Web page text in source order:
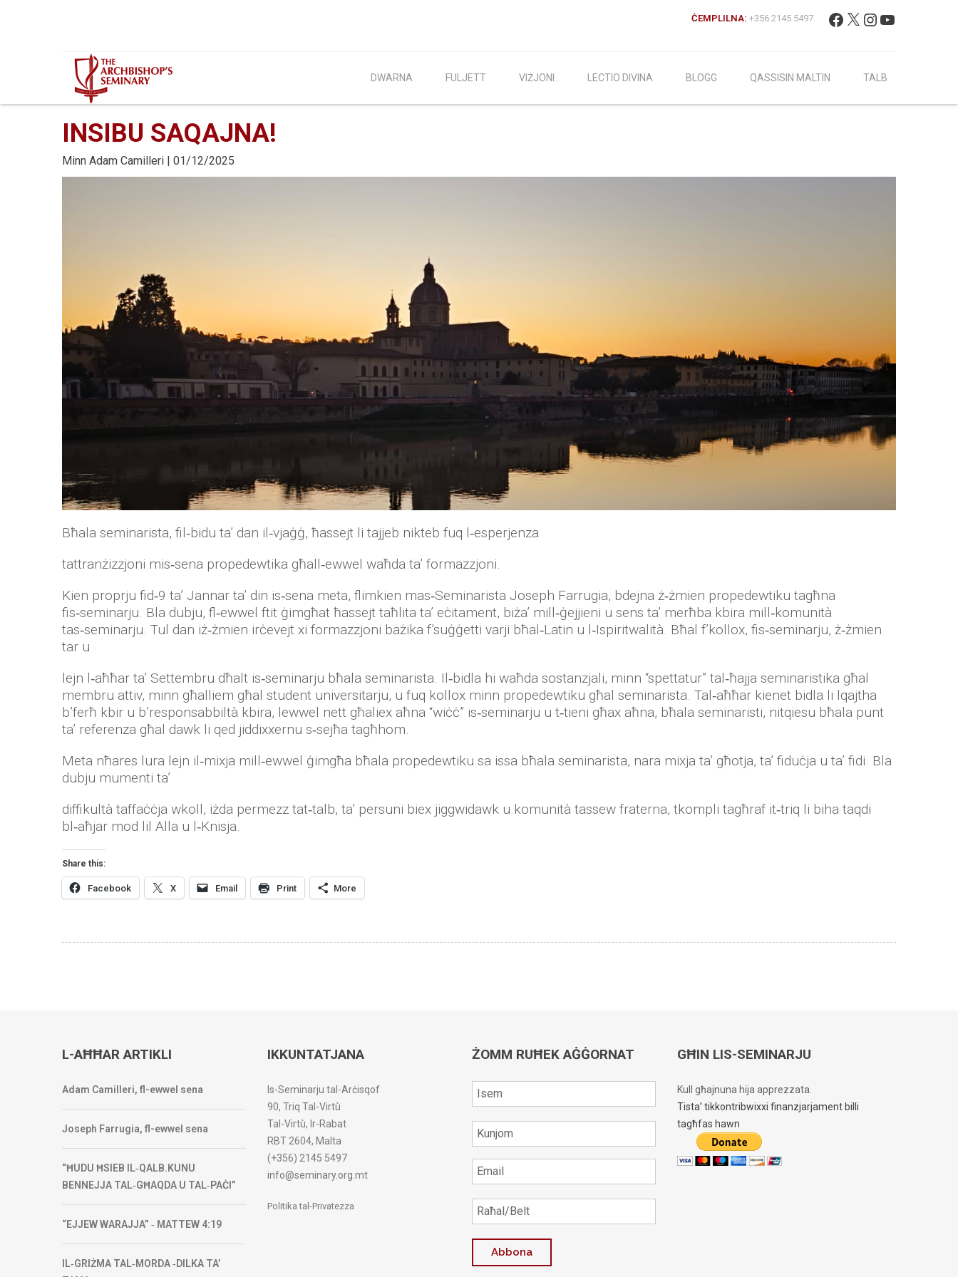
Fittex: Facebook
X Instagram
YouTube
ĊEMPLILNA: +356 2145 5497
DWARNA FULJETT VIŻJONI LECTIO DIVINA BLOGG QASSISIN MALTIN TALB
INSIBU SAQAJNA!
Minn Adam Camilleri | 01/12/2025
Bħala seminarista, fil‑bidu ta’ dan il‑vjaġġ, ħassejt li tajjeb nikteb fuq l‑esperjenza
tattranżizzjoni mis‑sena propedewtika għall‑ewwel waħda ta’ formazzjoni.
Kien proprju fid‑9 ta’ Jannar ta’ din is‑sena meta, flimkien mas‑Seminarista Joseph Farrugia, bdejna ż‑żmien propedewtiku tagħna
fis‑seminarju. Bla dubju, fl‑ewwel ftit ġimgħat ħassejt taħlita ta’ eċitament, biża’ mill‑ġejjieni u sens ta’ merħba kbira mill‑komunità
tas‑seminarju. Tul dan iż‑żmien irċevejt xi formazzjoni bażika f’suġġetti varji bħal‑Latin u l‑Ispiritwalità. Bħal f’kollox, fis‑seminarju, ż‑żmien
tar u
lejn l‑aħħar ta’ Settembru dħalt is‑seminarju bħala seminarista. Il‑bidla hi waħda sostanzjali, minn “spettatur” tal‑ħajja seminaristika għal
membru attiv, minn għalliem għal student universitarju, u fuq kollox minn propedewtiku għal seminarista. Tal‑aħħar kienet bidla li lqajtha
b’ferħ kbir u b’responsabbiltà kbira, lewwel nett għaliex aħna “wiċċ” is‑seminarju u t‑tieni għax aħna, bħala seminaristi, nitqiesu bħala punt
ta’ referenza għal dawk li qed jiddixxernu s‑sejħa tagħhom.
Meta nħares lura lejn il‑mixja mill‑ewwel ġimgħa bħala propedewtiku sa issa bħala seminarista, nara mixja ta’ għotja, ta’ fiduċja u ta’ fidi. Bla
dubju mumenti ta’
diffikultà taffaċċja wkoll, iżda permezz tat‑talb, ta’ persuni biex jiggwidawk u komunità tassew fraterna, tkompli tagħraf it‑triq li biha taqdi
bl‑aħjar mod lil Alla u l‑Knisja.
Share this:
Facebook X Email Print More
L-AĦĦAR ARTIKLI
Adam Camilleri, fl-ewwel sena
Joseph Farrugia, fl-ewwel sena
“ĦUDU ĦSIEB IL‑QALB.KUNU
BENNEJJA TAL‑GĦAQDA U TAL‑PAĊI”
“EJJEW WARAJJA” ‑ MATTEW 4:19
IL‑GRIŻMA TAL‑MORDA ‑DILKA TA’
IKKUNTATJANA
Is-Seminarju tal-Arċisqof
90, Triq Tal-Virtù
Tal-Virtù, Ir-Rabat
RBT 2604, Malta
(+356) 2145 5497
info@seminary.org.mt
Politika tal-Privatezza
ŻOMM RUĦEK AĠĠORNAT GĦIN LIS-SEMINARJU
Kull għajnuna hija apprezzata.
Tista’ tikkontribwixxi finanzjarjament billi
tagħfas hawn